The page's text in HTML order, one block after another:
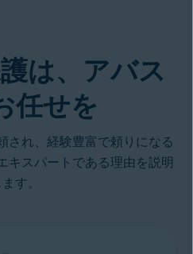
は、アバス
任せを
され、経験豊富で頼りになる
キスパートである理由を説明
す。